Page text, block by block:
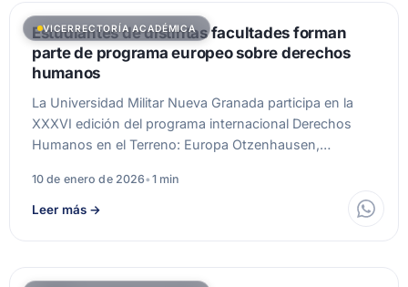
VICERRECTORÍA ACADÉMICA
Estudiantes de distintas facultades forman
parte de programa europeo sobre derechos
humanos
La Universidad Militar Nueva Granada participa en la
XXXVI edición del programa internacional Derechos
Humanos en el Terreno: Europa Otzenhausen,…
10 de enero de 2026• 1 min
Leer más →